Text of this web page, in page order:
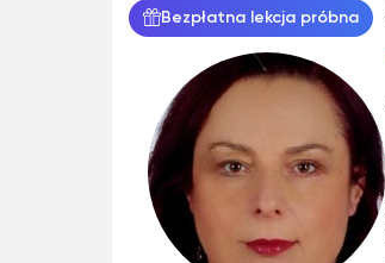
Bezpłatna lekcja próbna